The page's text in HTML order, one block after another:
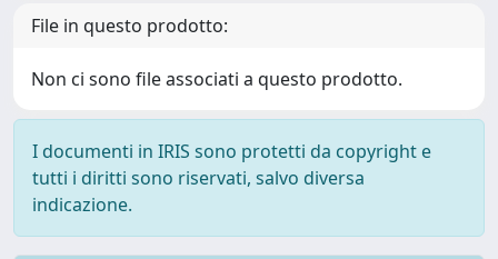
File in questo prodotto:
Non ci sono file associati a questo prodotto.
I documenti in IRIS sono protetti da copyright e
tutti i diritti sono riservati, salvo diversa
indicazione.